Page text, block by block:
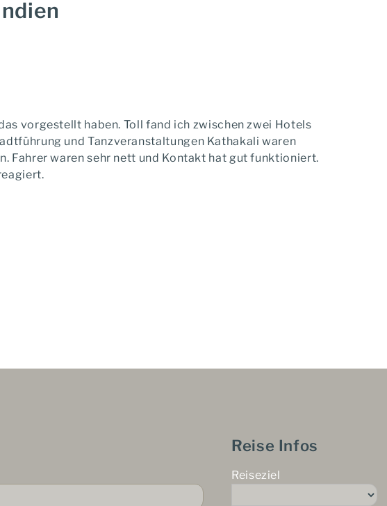
vorgestellt haben. Toll fand ich zwischen zwei Hotels
und Tanzveranstaltungen Kathakali waren
Fahrer waren sehr nett und Kontakt hat gut funktioniert.
Reise Infos
Reiseziel